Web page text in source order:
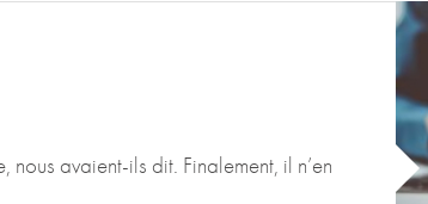
avaient-ils dit. Finalement, il n’en